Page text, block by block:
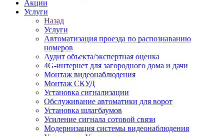
Акции
Услуги
Назад
Услуги
Автоматизация проезда по распознаванию
номеров
Аудит объекта/экспертная оценка
4G-интернет для загородного дома и дачи
Монтаж видеонаблюдения
Монтаж СКУД
Установка сигнализации
Обслуживание автоматики для ворот
Установка шлагбаумов
Усиление сигнала сотовой связи
Модернизация системы видеонаблюдения